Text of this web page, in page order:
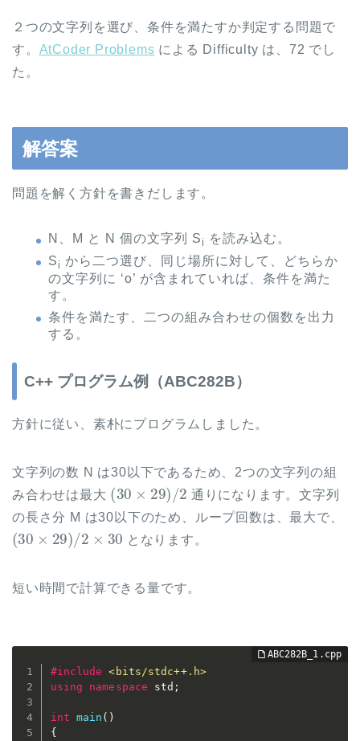
２つの文字列を選び、条件を満たすか判定する問題で
す。 AtCoder Problems による Difficulty は、72 でし
た。
解答案
問題を解く方針を書きだします。
N、M と N 個の文字列 S i を読み込む。
S i から二つ選び、同じ場所に対して、どちらか
の文字列に ‘o’ が含まれていれば、条件を満た
す。
条件を満たす、二つの組み合わせの個数を出力
する。
C++ プログラム例（ABC282B）
方針に従い、素朴にプログラムしました。
文字列の数 N は30以下であるため、2つの文字列の組
み合わせは最大
(30 29) 2
通りになります。文字列
の長さ分 M は30以下のため、ループ回数は、最大で、
(30 29)/ 2× 30
となります。
短い時間で計算できる量です。
#include
<bits/stdc++.h>
using
namespace std ;
int main ( )
{